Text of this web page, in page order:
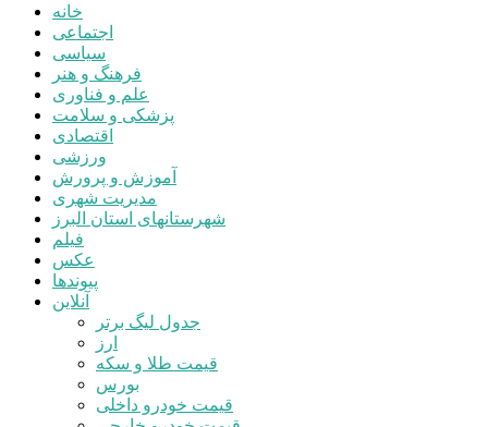
خانه
اجتماعی
سیاسی
فرهنگ و هنر
علم و فناوری
پزشکی و سلامت
اقتصادی
ورزشی
آموزش و پرورش
مدیریت شهری
شهرستانهای استان البرز
فیلم
عکس
پیوندها
آنلاین
جدول لیگ برتر
ارز
قیمت طلا و سکه
بورس
قیمت خودرو داخلی